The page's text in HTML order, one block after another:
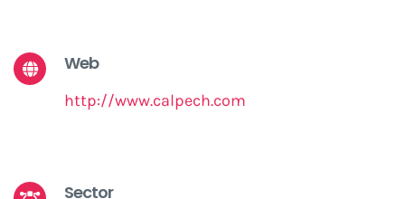
Web
http://www.calpech.com
Sector